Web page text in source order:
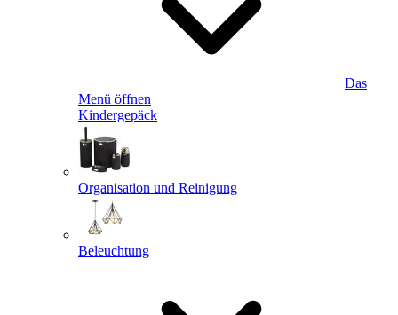
Das
Menü öffnen
Kindergepäck
Organisation und Reinigung
Beleuchtung